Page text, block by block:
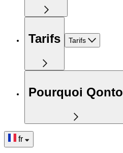
Tarifs Tarifs
Pourquoi Qonto
fr